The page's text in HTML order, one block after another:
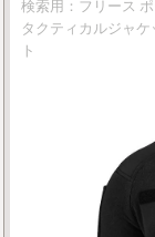
検索用：フリース
タクティカルジャ
ト